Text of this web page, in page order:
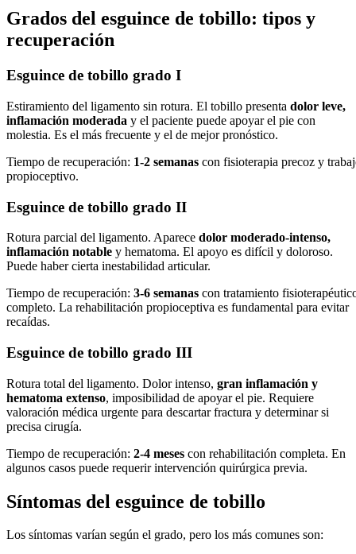
Grados del esguince de tobillo: tipos y
recuperación
Esguince de tobillo grado I
Estiramiento del ligamento sin rotura. El tobillo presenta dolor leve,
inflamación moderada y el paciente puede apoyar el pie con
molestia. Es el más frecuente y el de mejor pronóstico.
Tiempo de recuperación: 1-2 semanas con fisioterapia precoz y
propioceptivo.
Esguince de tobillo grado II
Rotura parcial del ligamento. Aparece dolor moderado-intenso,
inflamación notable y hematoma. El apoyo es difícil y doloroso.
Puede haber cierta inestabilidad articular.
Tiempo de recuperación: 3-6 semanas con tratamiento
completo. La rehabilitación propioceptiva es fundamental para evitar
recaídas.
Esguince de tobillo grado III
Rotura total del ligamento. Dolor intenso, gran inflamación y
hematoma extenso, imposibilidad de apoyar el pie. Requiere
valoración médica urgente para descartar fractura y determinar si
precisa cirugía.
Tiempo de recuperación: 2-4 meses con rehabilitación completa. En
algunos casos puede requerir intervención quirúrgica previa.
Síntomas del esguince de tobillo
Los síntomas varían según el grado, pero los más comunes son: